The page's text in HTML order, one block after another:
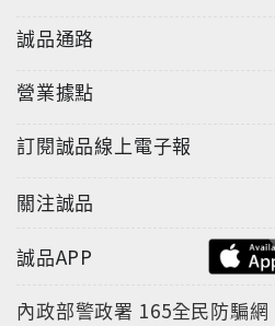
誠品通路
營業據點
訂閱誠品線上電子報
關注誠品
誠品APP
內政部警政署 165全民防騙網